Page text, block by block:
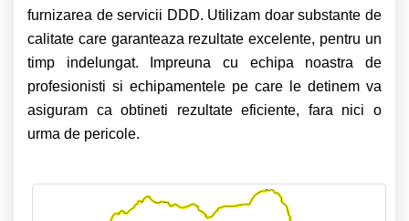
furnizarea de servicii DDD. Utilizam doar substante de
calitate care garanteaza rezultate excelente, pentru un
timp indelungat. Impreuna cu echipa noastra de
profesionisti si echipamentele pe care le detinem va
asiguram ca obtineti rezultate eficiente, fara nici o
urma de pericole.